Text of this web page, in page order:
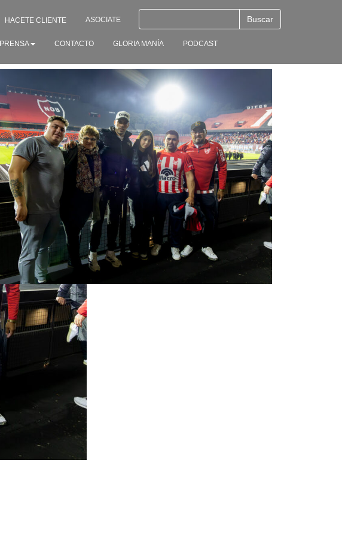
HACETE CLIENTE ASOCIATE
PRENSA CONTACTO GLORIA MANÍA PODCAST